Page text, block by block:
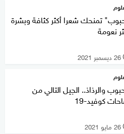
تمنحك شعرا أكثر كثافة وبشرة
نعومة
26 ديسمبر 2021
والرذاذ.. الجيل التالي من
كوفيد-19
26 مايو 2021